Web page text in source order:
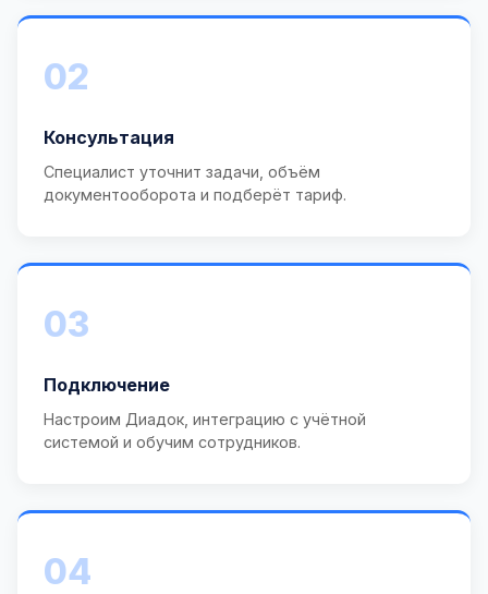
02
Консультация
Специалист уточнит задачи, объём
документооборота и подберёт тариф.
03
Подключение
Настроим Диадок, интеграцию с учётной
системой и обучим сотрудников.
04